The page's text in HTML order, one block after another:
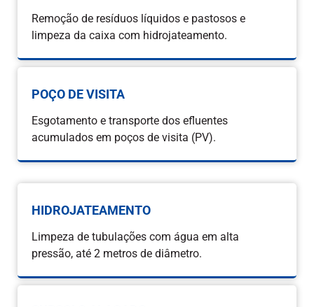
Remoção de resíduos líquidos e pastosos e
limpeza da caixa com hidrojateamento.
POÇO DE VISITA
Esgotamento e transporte dos efluentes
acumulados em poços de visita (PV).
HIDROJATEAMENTO
Limpeza de tubulações com água em alta
pressão, até 2 metros de diâmetro.